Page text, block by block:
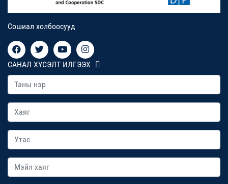
Сошиал холбоосууд
САНАЛ ХҮСЭЛТ ИЛГЭЭХ